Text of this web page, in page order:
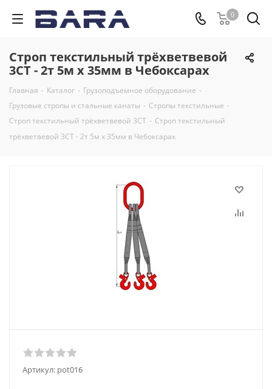
0
Строп текстильный трёхветвевой
3СТ - 2т 5м х 35мм в Чебоксарах
Главная - Каталог - Грузоподъемное оборудование -
Грузовые стропы и стальные канаты - Стропы текстильные -
Строп текстильный трёхветвевой 3СТ - Строп текстильный
трёхветвевой 3СТ - 2т 5м х 35мм в Чебоксарах
Артикул: pot016